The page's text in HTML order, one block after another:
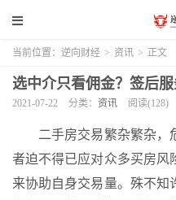
当前位置： 逆向财经 > 资讯 > 正文
选中介只看佣金？签后
2021-07-22 分类： 资讯 阅读(128)
二手房交易繁杂繁杂，
者迫不得已应对众多买房风
来协助自身交易量。殊不知